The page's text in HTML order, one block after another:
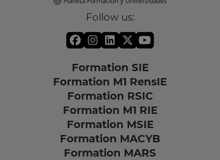
Follow us:
Formation SIE
Formation M1 RensIE
Formation RSIC
Formation M1 RIE
Formation MSIE
Formation MACYB
Formation MARS